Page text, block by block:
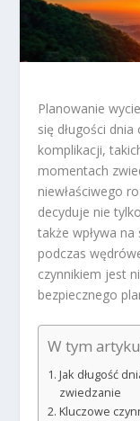
Planowanie
się długości
komplikacji,
momentach
niewłaściwego
decyduje nie
także wpływa
podczas
czynnikiem jest
bezpiecznego
W tym
Jak długość
zwiedzanie
Kluczowe